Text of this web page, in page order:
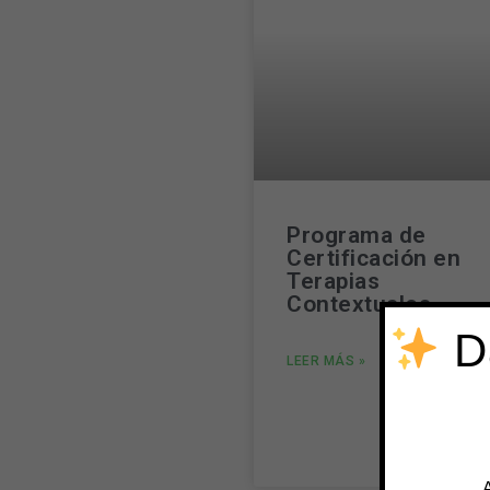
Programa de
Certificación en
Terapias
Contextuales
LEER MÁS »